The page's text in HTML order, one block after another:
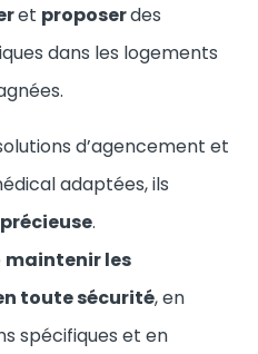
et proposerdes
dans les logements
d’agencement et
adaptées, ils
.
maintenir les
toute sécurité, en
spécifiques et en